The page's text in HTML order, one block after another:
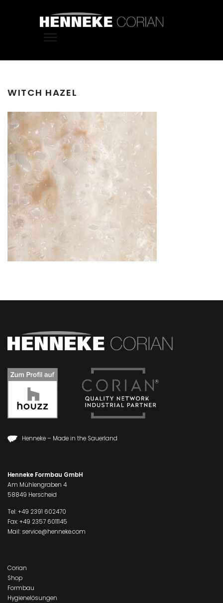
WITCH HAZEL
Henneke – Made in the Sauerland
Henneke Formbau GmbH
Am Mühlengraben 4
58849 Herscheid
Tel:+49 2391 602470
Fax: +49 2357 6011145
Mail: service@henneke.com
Corian
Shop
Formbau
Hygienelösungen